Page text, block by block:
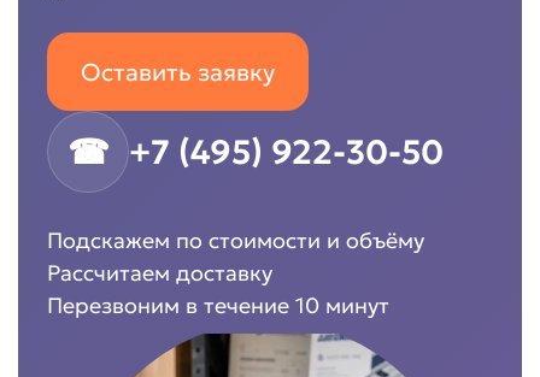
Оставить заявку
☎ +7 (495) 922-30-50
Подскажем по стоимости и объёму
Рассчитаем доставку
Перезвоним в течение 10 минут